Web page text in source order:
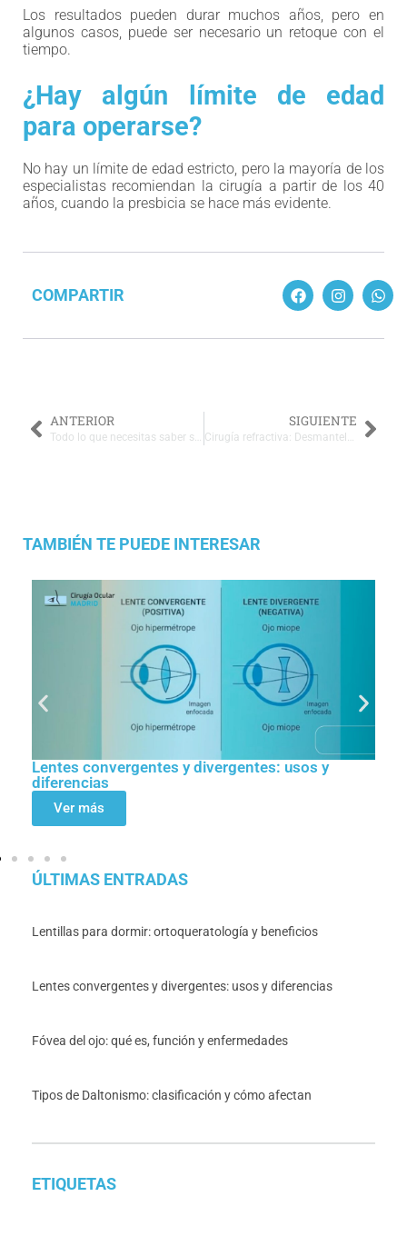
Los resultados pueden durar muchos años, pero en
algunos casos, puede ser necesario un retoque con el
tiempo.
¿Hay algún límite de edad
para operarse?
No hay un límite de edad estricto, pero la mayoría de los
especialistas recomiendan la cirugía a partir de los 40
años, cuando la presbicia se hace más evidente.
COMPARTIR
ANTERIOR
Todo lo que necesitas saber sobre la cirugía refractiva ocular y sus impactos
SIGUIENTE
Cirugía refractiva: Desmantelando mitos, descubriendo riesgos y revelando efectos secundarios ocultos
TAMBIÉN TE PUEDE INTERESAR
Lentes convergentes y divergentes: usos y
diferencias
Ver más
ÚLTIMAS ENTRADAS
Lentillas para dormir: ortoqueratología y beneficios
Lentes convergentes y divergentes: usos y diferencias
Fóvea del ojo: qué es, función y enfermedades
Tipos de Daltonismo: clasificación y cómo afectan
ETIQUETAS